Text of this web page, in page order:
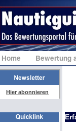
Home Bewertung
Hier abonnieren
Bw